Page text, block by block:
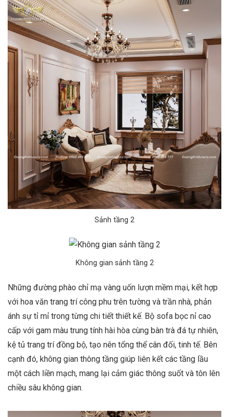
Sảnh tầng 2
Không gian sảnh tầng 2
Những đường phào chỉ mạ vàng uốn lượn mềm mại, kết hợp
với hoa văn trang trí công phu trên tường và trần nhà, phản
ánh sự tỉ mỉ trong từng chi tiết thiết kế. Bộ sofa bọc nỉ cao
cấp với gam màu trung tính hài hòa cùng bàn trà đá tự nhiên,
kệ tủ trang trí đồng bộ, tạo nên tổng thể cân đối, tinh tế. Bên
cạnh đó, không gian thông tầng giúp liên kết các tầng lầu
một cách liền mạch, mang lại cảm giác thông suốt và tôn lên
chiều sâu không gian.